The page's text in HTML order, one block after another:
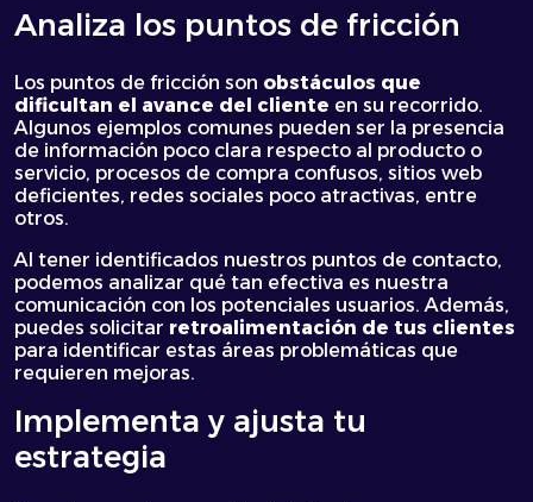
Analiza los puntos de fricción
Los puntos de fricción son obstáculos que
dificultan el avance del cliente en su recorrido.
Algunos ejemplos comunes pueden ser la presencia
de información poco clara respecto al producto o
servicio, procesos de compra confusos, sitios web
deficientes, redes sociales poco atractivas, entre
otros.
Al tener identificados nuestros puntos de contacto,
podemos analizar qué tan efectiva es nuestra
comunicación con los potenciales usuarios. Además,
puedes solicitar retroalimentación de tus clientes
para identificar estas áreas problemáticas que
requieren mejoras.
Implementa y ajusta tu
estrategia